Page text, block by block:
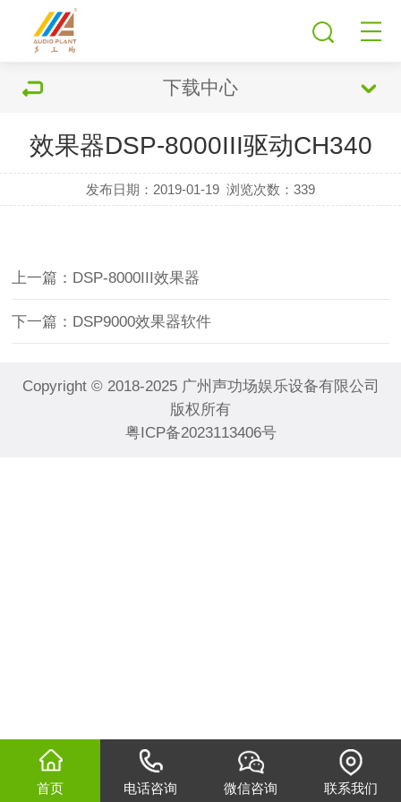
下载中心
效果器DSP-8000III驱动CH340
发布日期：2019-01-19 浏览次数：339
上一篇：DSP-8000III效果器
下一篇：DSP9000效果器软件
Copyright © 2018-2025 广州声功场娱乐设备有限公司
版权所有
粤ICP备2023113406号
首页 电话咨询 微信咨询 联系我们